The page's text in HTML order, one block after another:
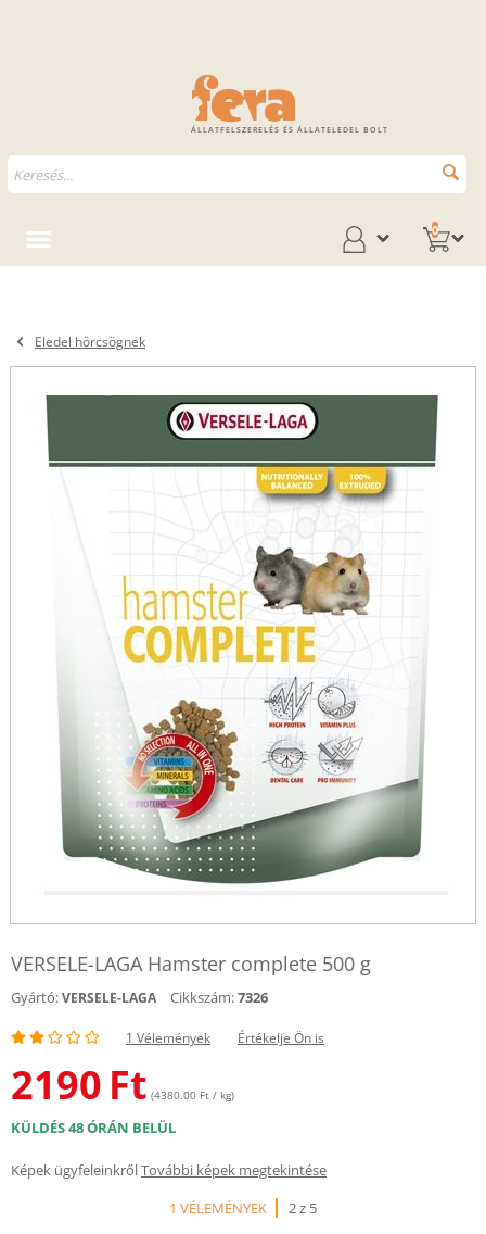
ÁLLATFELSZERELÉS ÉS ÁLLATELEDEL BOLT
0
Eledel hörcsögnek
VERSELE-LAGA Hamster complete 500 g
Gyártó:VERSELE-LAGA Cikkszám:7326
1 Vélemények Értékelje Ön is
2190 Ft (4380.00 Ft / kg)
KÜLDÉS 48 ÓRÁN BELÜL
Képek ügyfeleinkrőlTovábbi képek megtekintése
1 VÉLEMÉNYEK
2 z 5